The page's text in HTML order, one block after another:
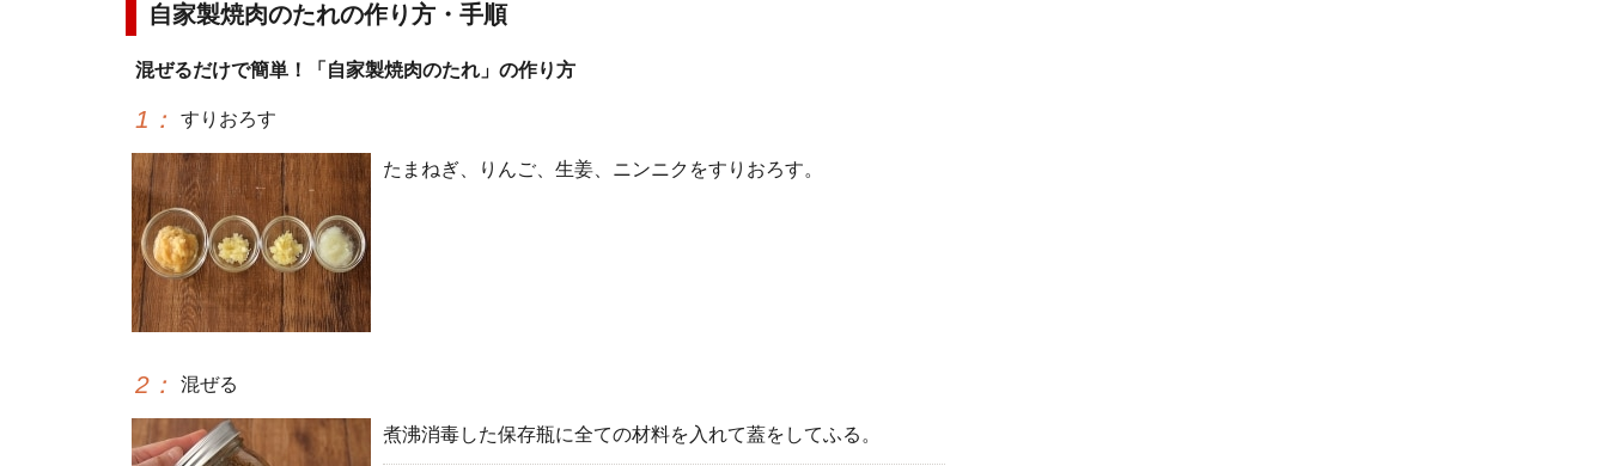
自家製焼肉のたれの作り方・手順
混ぜるだけで簡単！「自家製焼肉のたれ」の作り方
1 ： すりおろす
たまねぎ、りんご、生姜、ニンニクをすりおろす。
2 ： 混ぜる
煮沸消毒した保存瓶に全ての材料を入れて蓋をしてふる。